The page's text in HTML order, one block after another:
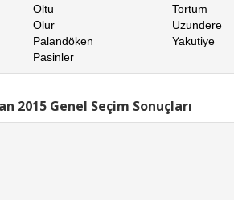
Oltu
Olur
Palandöken
Pasinler
Tortum
Uzundere
Yakutiye
2015 Genel Seçim Sonuçları